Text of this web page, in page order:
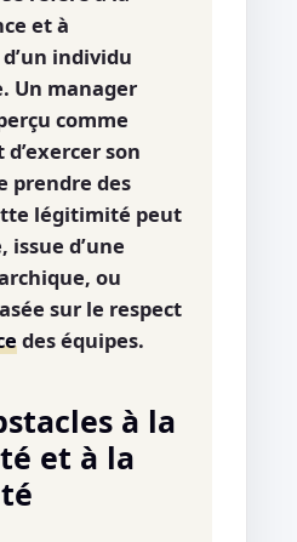
et à
individu
Un manager
comme
son
prendre des
légitimité peut
d’une
ou
sur le respect
des équipes.
à la
et à la